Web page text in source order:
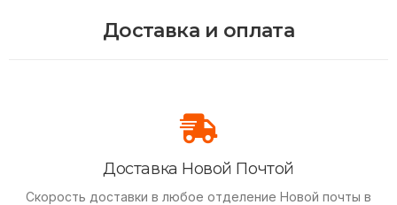
Доставка и оплата
Доставка Новой Почтой
Скорость доставки в любое отделение Новой почты в